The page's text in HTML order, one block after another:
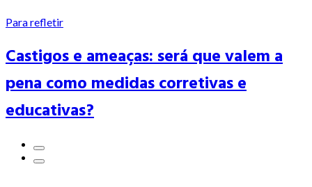
Para refletir
Castigos e ameaças: será que valem a
pena como medidas corretivas e
educativas?